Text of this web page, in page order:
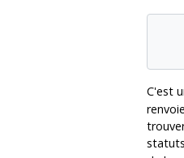
C'est